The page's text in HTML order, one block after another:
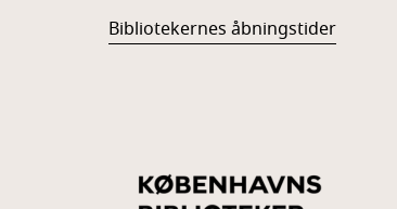
Bibliotekernes åbningstider